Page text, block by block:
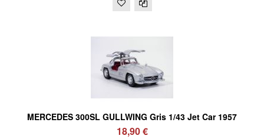
MERCEDES 300SL GULLWING Gris 1/43 Jet Car 1957
18,90 €